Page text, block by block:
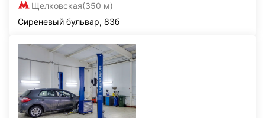
Щелковская(350 м)
Сиреневый бульвар, 83б